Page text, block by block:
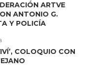
ARTVE
ANTONIO G.
Y POLICÍA
COLOQUIO CON